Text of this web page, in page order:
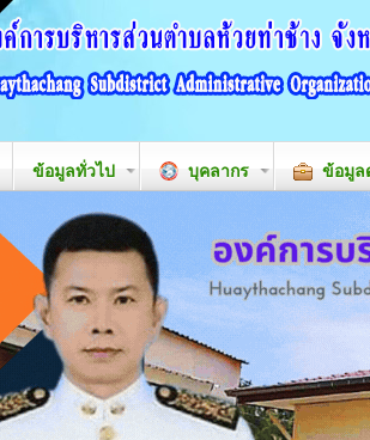
ข้อมูลทั่วไป บุคลากร ข้อมูล